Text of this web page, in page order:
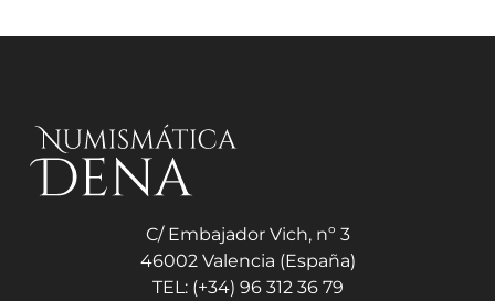
C/ Embajador Vich, nº 3
46002 Valencia (España)
TEL: (+34) 96 312 36 79